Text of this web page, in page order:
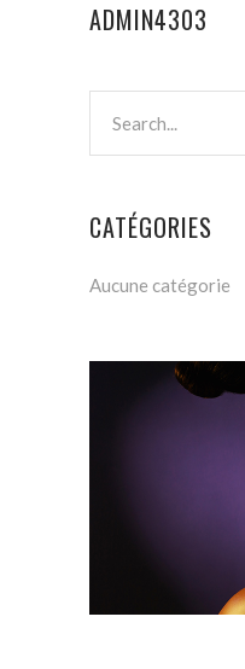
ADMIN4303
CATÉGORIES
Aucune catégorie